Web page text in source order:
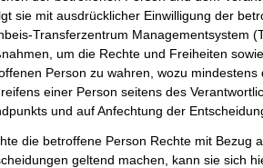
sie mit ausdrücklicher Einwilligung der
Transferzentrum Managementsystem
um die Rechte und Freiheiten
Person zu wahren, wozu
einer Person seitens des
und auf Anfechtung der
die betroffene Person Rechte mit Bezug
geltend machen, kann sie sich